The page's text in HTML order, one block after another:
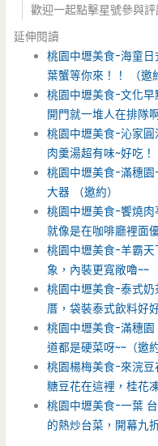
歡迎一起點擊星號參與評
延伸閱讀
桃園中壢美食-海童
葉蟹等你來！！ （邀
桃園中壢美食-文化
開門就一堆人在排隊
桃園中壢美食-沁家
肉羹湯超有味~好吃！
桃園中壢美食-滿穗
大器 （邀約）
桃園中壢美食-饗燒
就像是在咖啡廳裡面
桃園中壢美食-羊霸
象，內裝更寬敞嚕~~
桃園中壢美食-泰式
厝，袋裝泰式飲料好
桃園中壢美食-滿穗
道都是硬菜呀~~（邀約
桃園楊梅美食-來浣
糖豆花在這裡，桂花
桃園中壢美食-一葉
的熱炒台菜，開幕九